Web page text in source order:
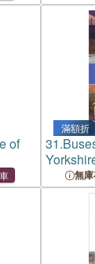
of
滿額折
31.
無